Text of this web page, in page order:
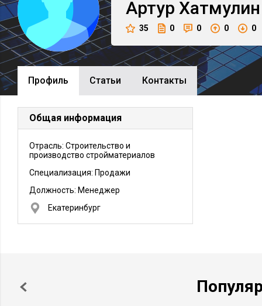
Артур Хатмулин
35 0 0 0 0
Профиль Cтатьи Контакты
Общая информация
Отрасль: Строительство и
производство стройматериалов
Специализация: Продажи
Должность: Менеджер
Екатеринбург